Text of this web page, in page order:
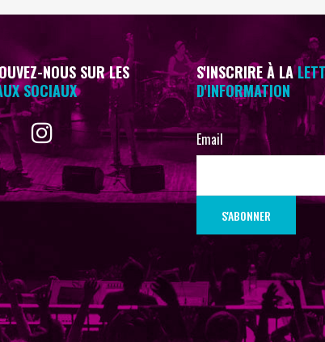
NOUS SUR LES
SOCIAUX
S'INSCRIRE À LA
D'INFORMATION
Email